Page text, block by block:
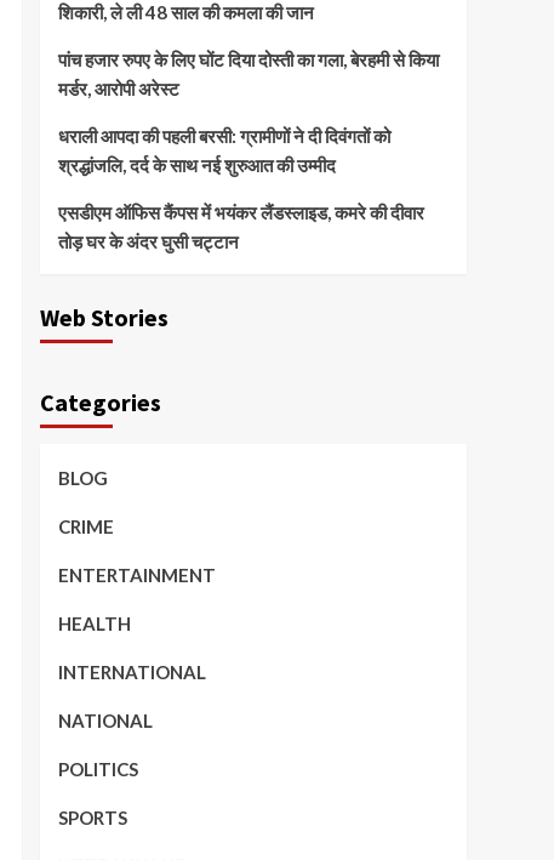
शिकारी, ले ली 48 साल की कमला की जान
पांच हजार रुपए के लिए घोंट दिया दोस्ती का गला, बेरहमी से किया
मर्डर, आरोपी अरेस्ट
धराली आपदा की पहली बरसी: ग्रामीणों ने दी दिवंगतों को
श्रद्धांजलि, दर्द के साथ नई शुरुआत की उम्मीद
एसडीएम ऑफिस कैंपस में भयंकर लैंडस्लाइड, कमरे की दीवार
तोड़ घर के अंदर घुसी चट्टान
Web Stories
Categories
BLOG
CRIME
ENTERTAINMENT
HEALTH
INTERNATIONAL
NATIONAL
POLITICS
SPORTS